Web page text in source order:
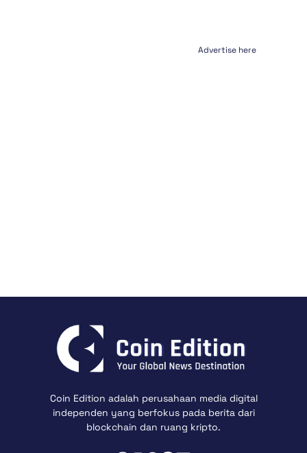
Advertise here
Coin Edition adalah perusahaan media digital
independen yang berfokus pada berita dari
blockchain dan ruang kripto.